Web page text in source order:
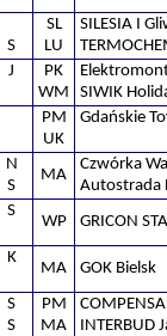
S
SL
LU
SILESIA I
J
PK
WM
SIWIK
PM
UK
Gdańskie
N
S
MA
Czwórka
Autostrada
S
WP GRICON
K
MA GOK Bielsk
S
S
PM
MA
INTERBUD